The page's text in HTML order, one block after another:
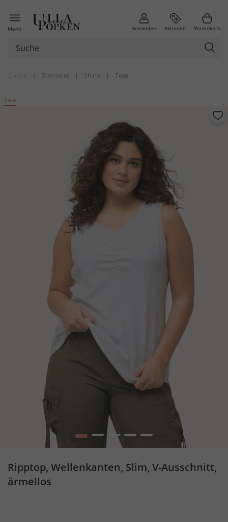
Menü Anmelden Aktionen Warenkorb
| Startseite | Shirts | Tops
Sale
1 2 4 5
Ripptop, Wellenkanten, Slim, V-Ausschnitt,
ärmellos